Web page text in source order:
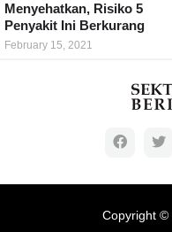
Menyehatkan, Risiko 5
Penyakit Ini Berkurang
February 15, 2021
Copyright ©